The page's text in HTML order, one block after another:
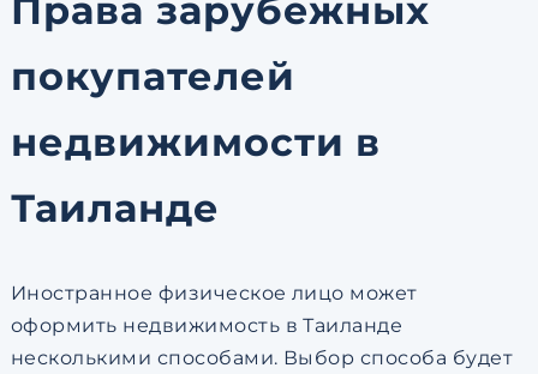
Права зарубежных
покупателей
недвижимости в
Таиланде
Иностранное физическое лицо может
оформить недвижимость в Таиланде
несколькими способами. Выбор способа будет